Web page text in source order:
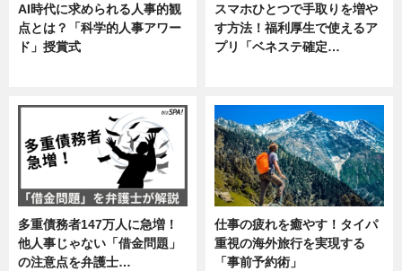
AI時代に求められる人事的観
点とは？「科学的人事アワー
ド」授賞式
スマホひとつで手取りを増や
す方法！福利厚生で使えるア
プリ「ベネステ確定…
多重債務者147万人に急増！
他人事じゃない「借金問題」
の注意点を弁護士…
仕事の疲れを癒やす！タイパ
重視の海外旅行を実現する
「事前予約術」